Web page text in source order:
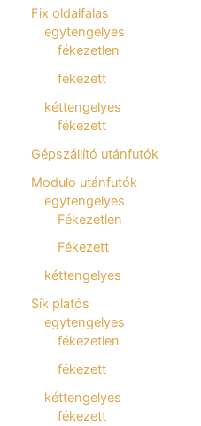
Fix oldalfalas
egytengelyes
fékezetlen
fékezett
kéttengelyes
fékezett
Gépszállító utánfutók
Modulo utánfutók
egytengelyes
Fékezetlen
Fékezett
kéttengelyes
Sík platós
egytengelyes
fékezetlen
fékezett
kéttengelyes
fékezett